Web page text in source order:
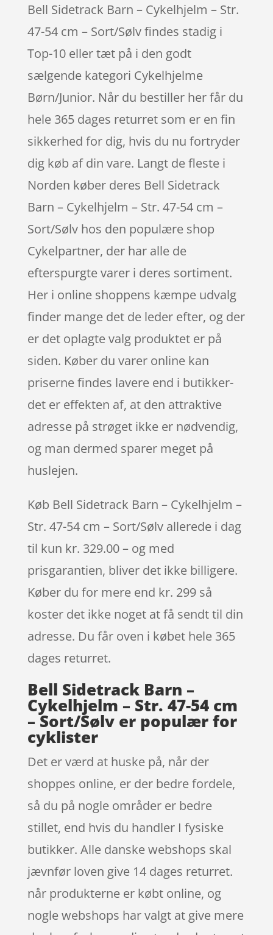
Bell Sidetrack Barn – Cykelhjelm – Str.
47-54 cm – Sort/Sølv findes stadig i
Top-10 eller tæt på i den godt
sælgende kategori Cykelhjelme
Børn/Junior. Når du bestiller her får du
hele 365 dages returret som er en fin
sikkerhed for dig, hvis du nu fortryder
dig køb af din vare. Langt de fleste i
Norden køber deres Bell Sidetrack
Barn – Cykelhjelm – Str. 47-54 cm –
Sort/Sølv hos den populære shop
Cykelpartner, der har alle de
efterspurgte varer i deres sortiment.
Her i online shoppens kæmpe udvalg
finder mange det de leder efter, og der
er det oplagte valg produktet er på
siden. Køber du varer online kan
priserne findes lavere end i butikker-
det er effekten af, at den attraktive
adresse på strøget ikke er nødvendig,
og man dermed sparer meget på
huslejen.
Køb Bell Sidetrack Barn – Cykelhjelm –
Str. 47-54 cm – Sort/Sølv allerede i dag
til kun kr. 329.00 – og med
prisgarantien, bliver det ikke billigere.
Køber du for mere end kr. 299 så
koster det ikke noget at få sendt til din
adresse. Du får oven i købet hele 365
dages returret.
Bell Sidetrack Barn –
Cykelhjelm – Str. 47-54 cm
– Sort/Sølv er populær for
cyklister
Det er værd at huske på, når der
shoppes online, er der bedre fordele,
så du på nogle områder er bedre
stillet, end hvis du handler I fysiske
butikker. Alle danske webshops skal
jævnfør loven give 14 dages returret.
når produkterne er købt online, og
nogle webshops har valgt at give mere